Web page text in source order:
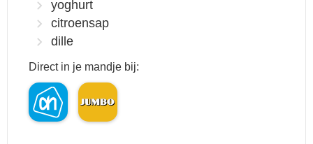
yoghurt
citroensap
dille
Direct in je mandje bij: